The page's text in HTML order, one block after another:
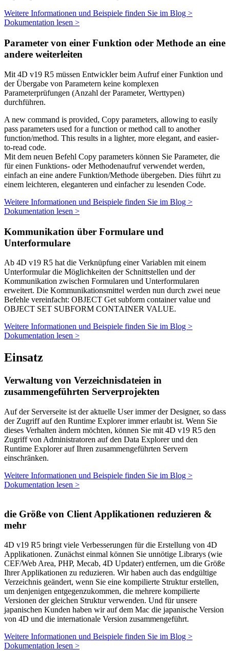
Weitere Informationen und Beispiele finden Sie im Blog >
Dokumentation lesen >
Parameter von einer Funktion oder Methode an eine
andere weiterleiten
Mit 4D v19 R5 müssen Entwickler beim Aufruf einer Funktion und
der Übergabe von Parametern keine komplexen
Parameterprüfungen (Anzahl der Parameter, Werttypen)
durchführen.
A new command is provided, Copy parameters, allowing to easily
pass parameters used for a function or method call to another
function/method. This results in a lighter, more elegant, and easier-
to-read code.
Mit dem neuen Befehl Copy parameters können Sie Parameter, die
für einen Funktions- oder Methodenaufruf verwendet werden,
einfach an eine andere Funktion/Methode übergeben. Dies führt zu
einem leichteren, eleganteren und einfacher zu lesenden Code.
Weitere Informationen und Beispiele finden Sie im Blog >
Dokumentation lesen >
Kommunikation über Formulare und
Unterformulare
Ab 4D v19 R5 hat die Verknüpfung einer Variablen mit einem
Unterformular die Möglichkeiten der Schnittstellen und der
Kommunikation zwischen Formularen und Unterformularen
erweitert. Die Kommunikationsmittel werden nun durch zwei neue
Befehle vereinfacht: OBJECT Get subform container value und
OBJECT SET SUBFORM CONTAINER VALUE.
Weitere Informationen und Beispiele finden Sie im Blog >
Dokumentation lesen >
Einsatz
Verwaltung von Verzeichnisdateien in
zusammengeführten Serverprojekten
Auf der Serverseite ist der aktuelle User immer der Designer, so dass
der Zugriff auf den Runtime Explorer immer erlaubt ist. Wenn Sie
dieses Verhalten ändern möchten, können Sie mit 4D v19 R5 den
Zugriff von Administratoren auf den Data Explorer und den
Runtime Explorer auf Ihren zusammengeführten Servern
einschränken.
Weitere Informationen und Beispiele finden Sie im Blog >
Dokumentation lesen >
die Größe von Client Applikationen reduzieren &
mehr
4D v19 R5 bringt viele Verbesserungen für die Erstellung von 4D
Applikationen. Zunächst einmal können Sie unnötige Librarys (wie
CEF/Web Area, PHP, Mecab, 4D Updater) entfernen, um die Größe
Ihrer Applikationen zu reduzieren. Wir haben auch das endgültige
Verzeichnis geändert, wenn Sie eine kompilierte Struktur erstellen,
um denjenigen entgegenzukommen, die mehrere kompilierte
Versionen der gleichen Struktur verwenden. Und für unsere
japanischen Kunden haben wir auf dem Mac die japanische Version
von 4D und die internationale Version zusammengeführt.
Weitere Informationen und Beispiele finden Sie im Blog >
Dokumentation lesen >